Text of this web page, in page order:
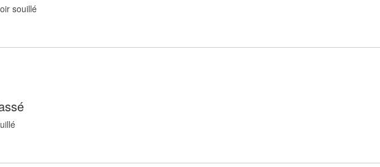
souillé
é